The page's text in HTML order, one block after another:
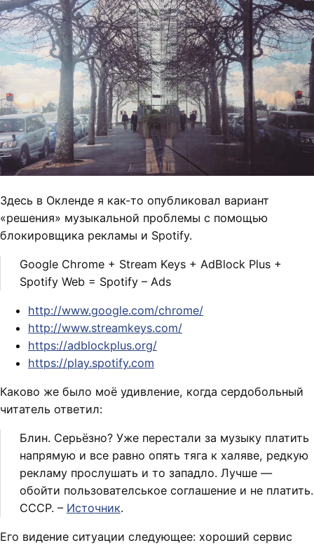
Здесь в Окленде я как-то опубликовал вариант
«решения» музыкальной проблемы с помощью
блокировщика рекламы и Spotify.
Google Chrome + Stream Keys + AdBlock Plus +
Spotify Web = Spotify – Ads
http://www.google.com/chrome/
http://www.streamkeys.com/
https://adblockplus.org/
https://play.spotify.com
Каково же было моё удивление, когда сердобольный
читатель ответил:
Блин. Серьёзно? Уже перестали за музыку платить
напрямую и все равно опять тяга к халяве, редкую
рекламу прослушать и то западло. Лучше —
обойти пользователськое соглашение и не платить.
СССР. – Источник.
Его видение ситуации следующее: хороший сервис